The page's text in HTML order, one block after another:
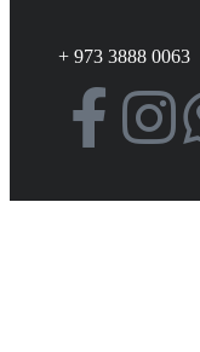
+ 973 3888 0063